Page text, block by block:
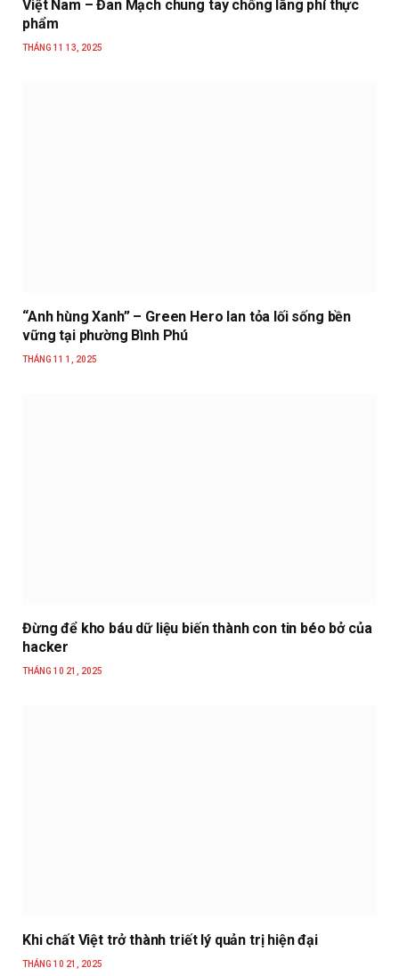
Việt Nam – Đan Mạch chung tay chống lãng phí thực
phẩm
THÁNG 11 13, 2025
“Anh hùng Xanh” – Green Hero lan tỏa lối sống bền
vững tại phường Bình Phú
THÁNG 11 1, 2025
Đừng để kho báu dữ liệu biến thành con tin béo bở của
hacker
THÁNG 10 21, 2025
Khi chất Việt trở thành triết lý quản trị hiện đại
THÁNG 10 21, 2025